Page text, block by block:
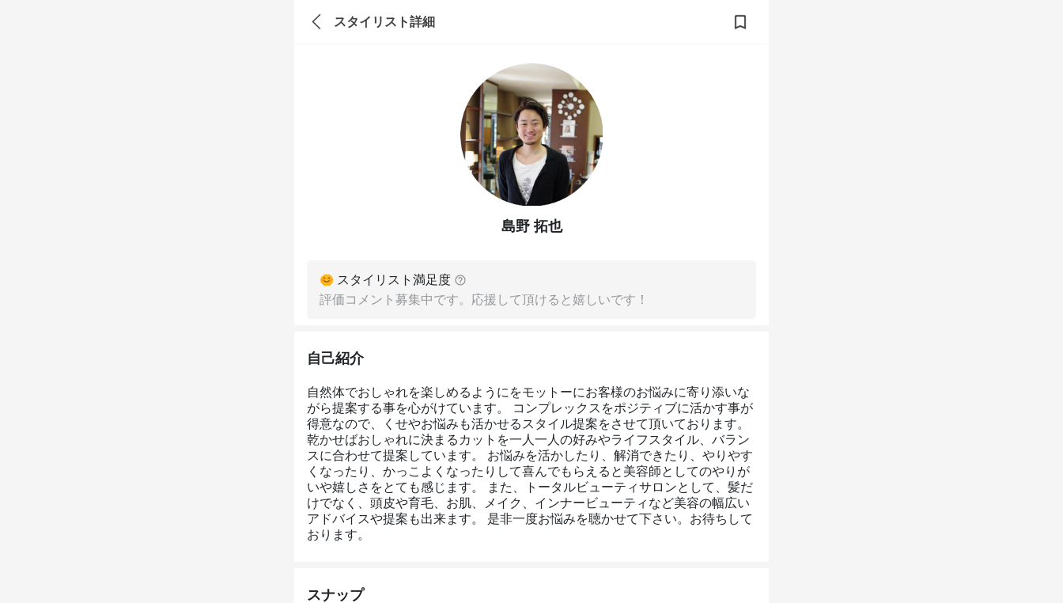
スタイリスト詳細
島野 拓也
スタイリスト満足度
評価コメント募集中です。応援して頂けると嬉しいです！
自己紹介
自然体でおしゃれを楽しめるようにをモットーにお客様のお悩みに寄り添いな
がら提案する事を心がけています。 コンプレックスをポジティブに活かす事が
得意なので、くせやお悩みも活かせるスタイル提案をさせて頂いております。
乾かせばおしゃれに決まるカットを一人一人の好みやライフスタイル、バラン
スに合わせて提案しています。 お悩みを活かしたり、解消できたり、やりやす
くなったり、かっこよくなったりして喜んでもらえると美容師としてのやりが
いや嬉しさをとても感じます。 また、トータルビューティサロンとして、髪だ
けでなく、頭皮や育毛、お肌、メイク、インナービューティなど美容の幅広い
アドバイスや提案も出来ます。 是非一度お悩みを聴かせて下さい。お待ちして
おります。
スナップ